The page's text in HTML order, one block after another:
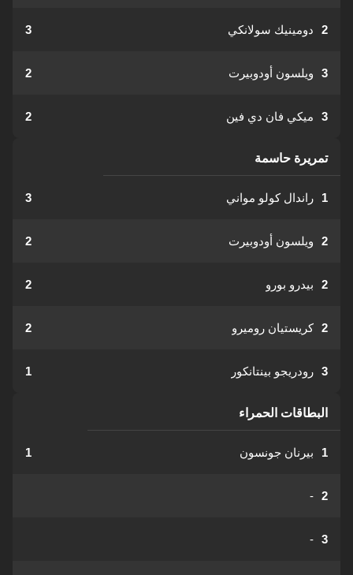
2 دومينيك سولانكي 3
3 ويلسون أودوبيرت 2
3 ميكي فان دي فين 2
تمريرة حاسمة
1 راندال كولو مواني 3
2 ويلسون أودوبيرت 2
2 بيدرو بورو 2
2 كريستيان روميرو 2
3 رودريجو بينتانكور 1
البطاقات الحمراء
1 بيرنان جونسون 1
2
-
3
-